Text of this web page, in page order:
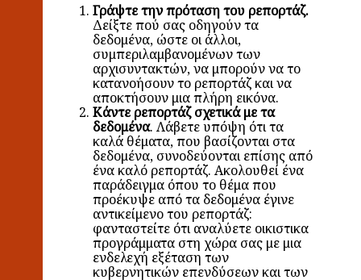
Γράψτε την πρόταση του ρεπορτάζ.
Δείξτε πού σας οδηγούν τα
δεδομένα, ώστε οι άλλοι,
συμπεριλαμβανομένων των
αρχισυντακτών, να μπορούν να το
κατανοήσουν το ρεπορτάζ και να
αποκτήσουν μια πλήρη εικόνα.
Κάντε ρεπορτάζ σχετικά με τα
δεδομένα. Λάβετε υπόψη ότι τα
καλά θέματα, που βασίζονται στα
δεδομένα, συνοδεύονται επίσης από
ένα καλό ρεπορτάζ. Ακολουθεί ένα
παράδειγμα όπου το θέμα που
προέκυψε από τα δεδομένα έγινε
αντικείμενο του ρεπορτάζ:
φανταστείτε ότι αναλύετε οικιστικα
προγράμματα στη χώρα σας με μια
ενδελεχή εξέταση των
κυβερνητικών επενδύσεων και των